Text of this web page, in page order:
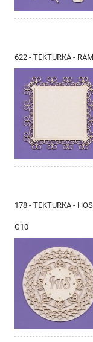
622 - TEKTURKA -
178 - TEKTURKA -
G10